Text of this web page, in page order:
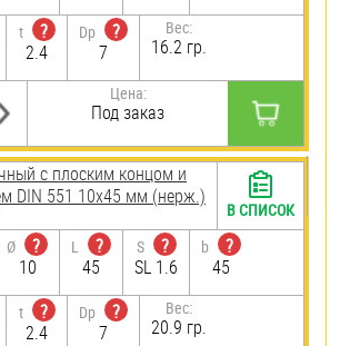
t
?
2.4
Dp
?
7
Вес:
16.2 гр.
Цена:
Под заказ
с плоским концом и
DIN 551 10х45 мм (нерж.)
Ø
?
10
L
?
45
S
?
SL 1.6
b
?
45
t
?
2.4
Dp
?
7
Вес:
20.9 гр.
В СПИСОК